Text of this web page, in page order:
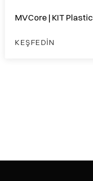
MVCore | KIT Plastic
KEŞFEDIN